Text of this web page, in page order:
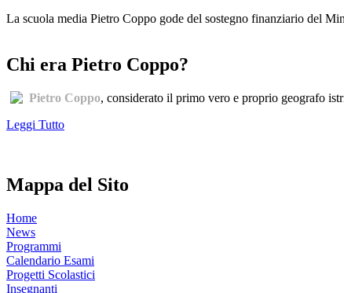
La scuola media Pietro Coppo gode del sostegno finanziario del
Chi era Pietro Coppo?
Pietro Coppo, considerato il primo vero e proprio geografo
Leggi Tutto
Mappa del Sito
Home
News
Programmi
Calendario Esami
Progetti Scolastici
Insegnanti